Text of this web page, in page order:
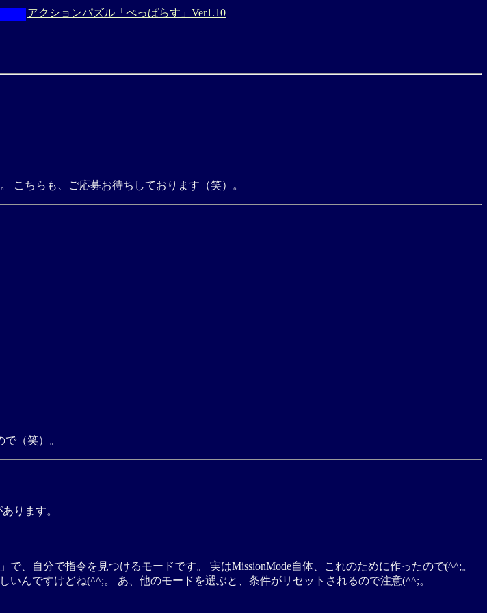
アクションパズル「ぺっぱらす」Ver1.10
こちらも、ご応募お待ちしております（笑）。
（笑）。
ります。
、自分で指令を見つけるモードです。 実はMissionMode自体、これのために作ったので(^^;。
んですけどね(^^;。 あ、他のモードを選ぶと、条件がリセットされるので注意(^^;。